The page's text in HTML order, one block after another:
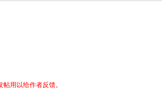
用以给作者反馈。